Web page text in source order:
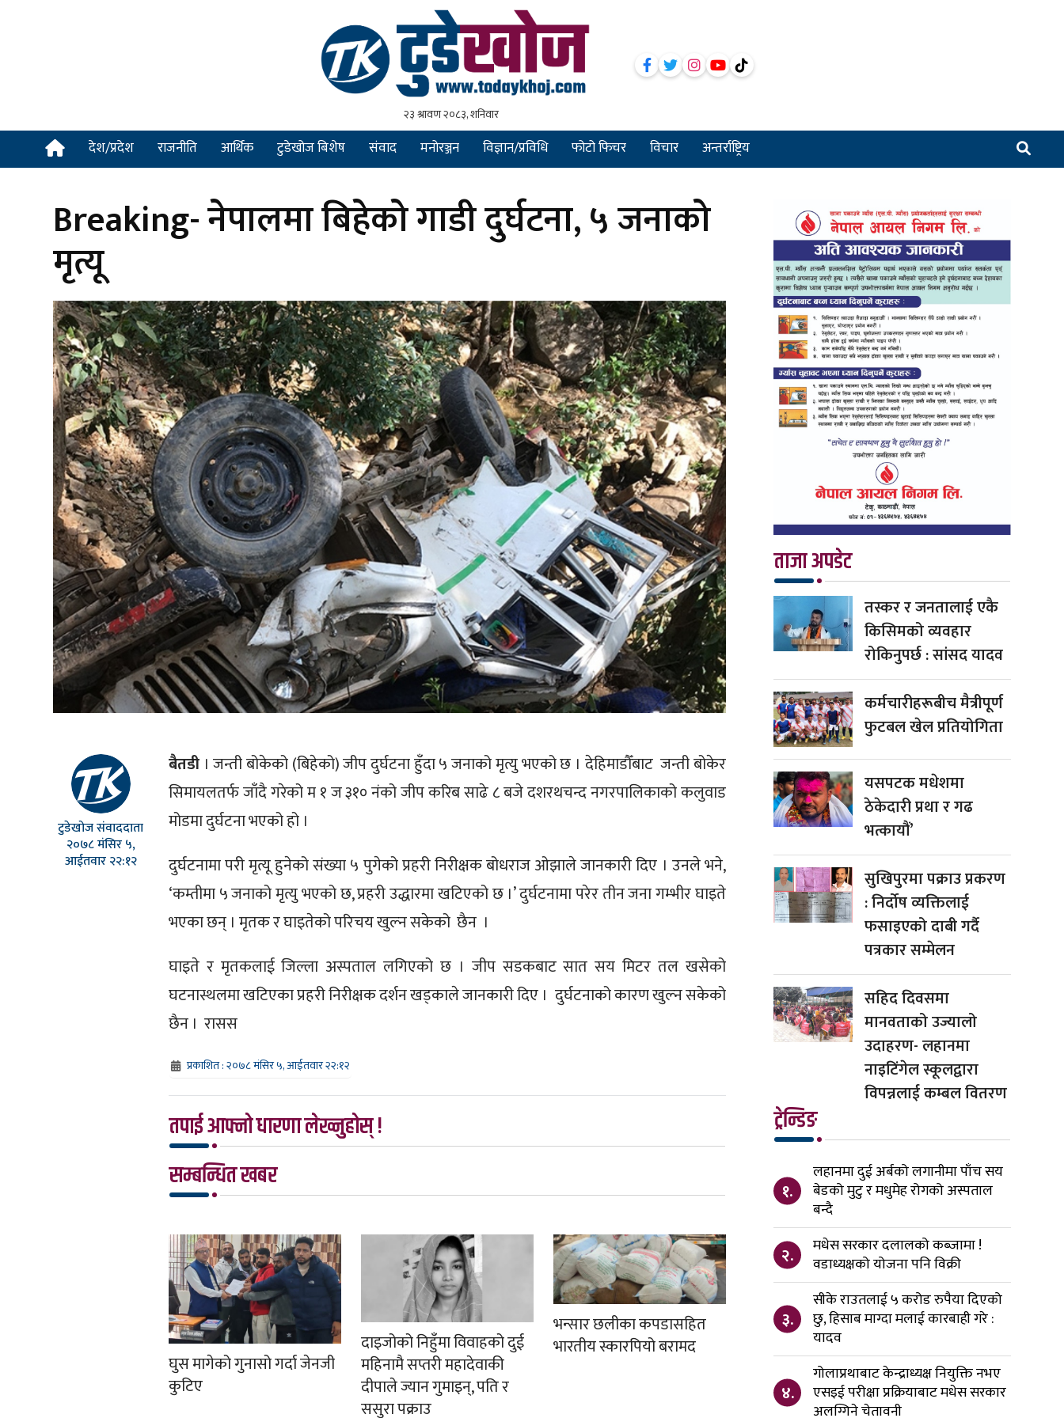
देश/प्रदेश राजनीति आर्थिक टुडेखोज बिशेष संवाद मनोरञ्जन विज्ञान/प्रविधि फोटो फिचर विचार अन्तर्राष्ट्रिय
Breaking- नेपालमा बिहेको गाडी दुर्घटना, ५ जनाको
मृत्यू
टुडेखोज संवाददाता
२०७८ मंसिर ५,
आईतवार २२:१२
बैतडी। जन्ती बोकेको (बिहेको) जीप दुर्घटना हुँदा ५ जनाको मृत्यु भएको छ । देहिमाडौँबाट जन्ती बोकेर
सिमायलतर्फ जाँदै गरेको म १ ज ३१० नंको जीप करिब साढे ८ बजे दशरथचन्द नगरपालिकाको कलुवाड
मोडमा दुर्घटना भएको हो ।
दुर्घटनामा परी मृत्यू हुनेको संख्या ५ पुगेको प्रहरी निरीक्षक बोधराज ओझाले जानकारी दिए । उनले भने,
‘कम्तीमा ५ जनाको मृत्यु भएको छ, प्रहरी उद्धारमा खटिएको छ ।’ दुर्घटनामा परेर तीन जना गम्भीर घाइते
भएका छन् । मृतक र घाइतेको परिचय खुल्न सकेको छैन ।
घाइते र मृतकलाई जिल्ला अस्पताल लगिएको छ । जीप सडकबाट सात सय मिटर तल खसेको
घटनास्थलमा खटिएका प्रहरी निरीक्षक दर्शन खड्काले जानकारी दिए । दुर्घटनाको कारण खुल्न सकेको
छैन । रासस
प्रकाशित : २०७८ मंसिर ५, आईतवार २२:१२
तपाई आफ्नो धारणा लेख्नुहोस् !
सम्बन्धित खबर
घुस मागेको गुनासो गर्दा जेनजी
कुटिए
दाइजोको निहुँमा विवाहको दुई
महिनामै सप्तरी महादेवाकी
दीपाले ज्यान गुमाइन्, पति र
ससुरा पक्राउ
भन्सार छलीका कपडासहित
भारतीय स्कारपियो बरामद
ताजा अपडेट
तस्कर र जनतालाई एकै
किसिमको व्यवहार
रोकिनुपर्छ : सांसद यादव
कर्मचारीहरूबीच मैत्रीपूर्ण
फुटबल खेल प्रतियोगिता
यसपटक मधेशमा
ठेकेदारी प्रथा र गढ
भत्कायौं’
सुखिपुरमा पक्राउ प्रकरण
: निर्दोष व्यक्तिलाई
फसाइएको दाबी गर्दै
पत्रकार सम्मेलन
सहिद दिवसमा
मानवताको उज्यालो
उदाहरण- लहानमा
नाइटिंगेल स्कूलद्वारा
विपन्नलाई कम्बल वितरण
ट्रेन्डिङ
१.
लहानमा दुई अर्बको लगानीमा पाँच सय
बेडको मुटु र मधुमेह रोगको अस्पताल
बन्दै
२.
मधेस सरकार दलालको कब्जामा !
वडाध्यक्षको योजना पनि विक्री
३.
सीके राउतलाई ५ करोड रुपैया दिएको
छु, हिसाब माग्दा मलाई कारबाही गरे :
यादव
४.
गोलाप्रथाबाट केन्द्राध्यक्ष नियुक्ति नभए
एसइई परीक्षा प्रक्रियाबाट मधेस सरकार
अलग्गिने चेतावनी